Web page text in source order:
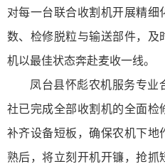
对每一台联合收割机开展精
数、检修脱粒与输送部件，及
机以最佳状态奔赴麦收一线。
凤台县怀彪农机服务专业
社已完成全部收割机的全面检
补齐设备短板，确保农机下地
熟后，将立刻开机开镰，抢